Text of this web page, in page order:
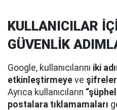
KULLANICILAR
GÜVENLİK
Google, kullanıcılarını iki
etkinleştirmeye ve
Ayrıca kullanıcıların
postalara tıklamamaları